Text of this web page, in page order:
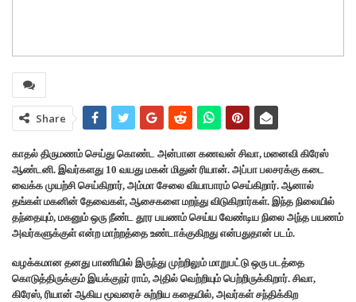
Share
காதல் திருமணம் செய்து கொண்ட அன்பான கணவன் சிவா, மனைவி கிரேஸ்
ஆண்டனி. இவர்களது 10 வயது மகன் மிதுன் ரியான். அப்பா பலசரக்கு கடை
வைக்க முயற்சி செய்கிறார், அம்மா சேலை வியாபாரம் செய்கிறார். ஆனால்
தங்கள் மகனின் தேவைகள், ஆசைகளை மறந்து விடுகிறார்கள். இந்த நிலையில்
தந்தையும், மகனும் ஒரு நீண்ட தூர பயணம் செய்ய வேண்டிய நிலை அந்த பயணம்
அவர்களுக்குள் என்ற மாற்றத்தை உண்டாக்குகிறது என்பதுதான் படம்.
வழக்கமான தனது பாணியில் இருந்து முற்றிலும் மாறுபட்டு ஒரு படத்தை
கொடுத்திருக்கும் இயக்குநர் ராம், அதில் வெற்றியும் பெற்றிருக்கிறார். சிவா,
கிரேஸ், ரியான் ஆகிய மூவரைச் சுற்றிய கதையில், அவர்கள் சந்திக்கிற